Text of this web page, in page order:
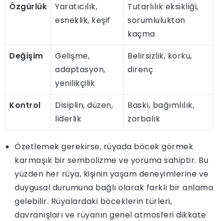
Özgürlük
Yaratıcılık,
esneklik, keşif
Tutarlılık eksikliği,
sorumluluktan
kaçma
Değişim
Gelişme,
adaptasyon,
yenilikçilik
Belirsizlik, korku,
direnç
Kontrol
Disiplin, düzen,
liderlik
Baskı, bağımlılık,
zorbalık
Özetlemek gerekirse, rüyada böcek görmek
karmaşık bir sembolizme ve yoruma sahiptir. Bu
yüzden her rüya, kişinin yaşam deneyimlerine ve
duygusal durumuna bağlı olarak farklı bir anlama
gelebilir. Rüyalardaki böceklerin türleri,
davranışları ve rüyanın genel atmosferi dikkate